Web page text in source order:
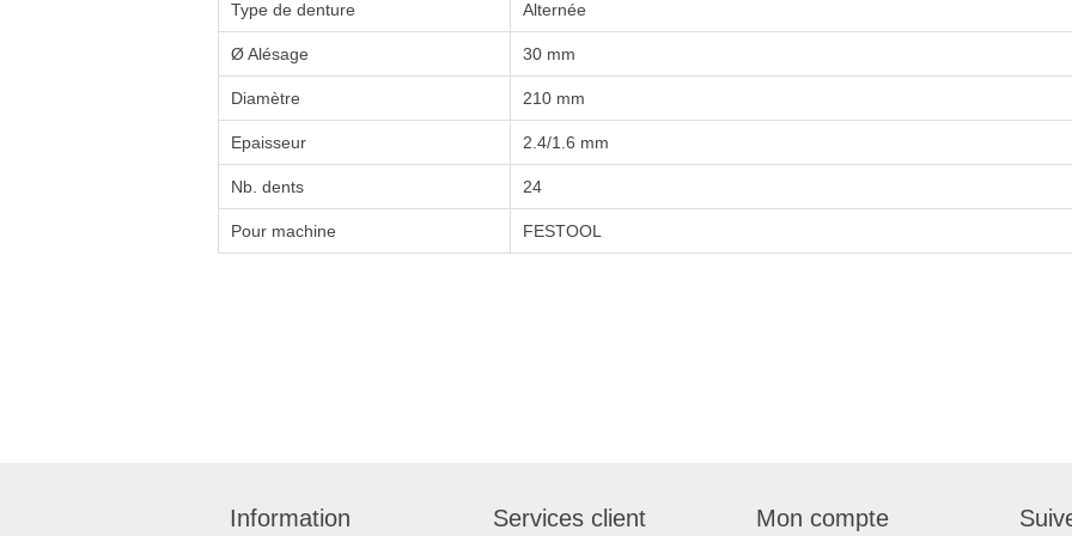
Type de denture Alternée
Ø Alésage 30 mm
Diamètre 210 mm
Epaisseur 2.4/1.6 mm
Nb. dents 24
Pour machine FESTOOL
Information Services client Mon compte